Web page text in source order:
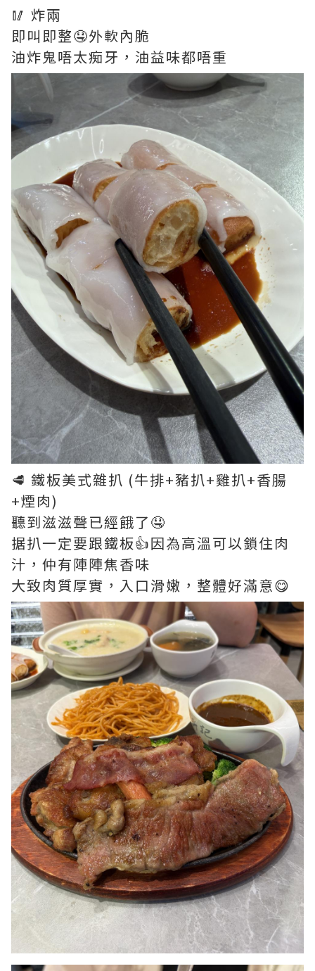
🥢 炸兩
即叫即整🤤外軟內脆
油炸鬼唔太痴牙，油益味都唔重
🥩 鐵板美式雜扒 (牛排+豬扒+雞扒+香腸
+煙肉)
聽到滋滋聲已經餓了🤤
据扒一定要跟鐵板👍因為高溫可以鎖住肉
汁，仲有陣陣焦香味
大致肉質厚實，入口滑嫩，整體好滿意😋